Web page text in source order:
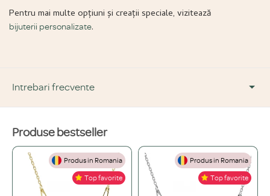
Pentru mai multe opțiuni și creații speciale, vizitează
bijuterii personalizate.
Intrebari frecvente
DESPRE PRODUS ȘI MATERIALE
Din ce materiale sunt fabricate bijuteriile voastre?
Folosim doar materiale de înaltă calitate, atent selecționate: Argint 925,
Produse bestseller
Produs in Romania
Top favorite
Produs in Romania
Top favorite